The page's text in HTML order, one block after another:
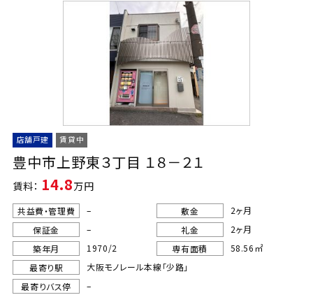
店舗戸建 賃貸中
豊中市上野東３丁目 １８－２１
賃料： 14.8万円
共益費・管理費 – 敷金
2ヶ月
保証金
– 礼金
2ヶ月
築年月
1970/2 専有面積
58.56㎡
最寄り駅
大阪モノレール本線「少路」
最寄りバス停
–